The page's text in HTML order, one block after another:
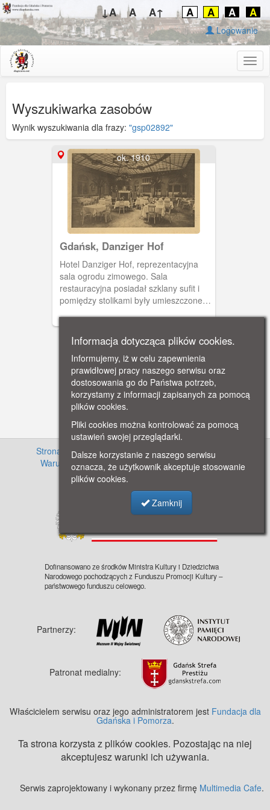
↓A A A↑ A A A A
Logowanie
Wyszukiwarka zasobów
Wynik wyszukiwania dla frazy: "gsp02892"
ok. 1910
Gdańsk, Danziger Hof
Hotel Danziger Hof, reprezentacyjna
sala ogrodu zimowego. Sala
restauracyjna posiadał szklany sufit i
pomiędzy stolikami były umieszczone w
Strona główna · Informacje o projekcie · Cennik
Warunki używania zasobów
· Kontakt ·
Regulamin
serwisu
· Polityka prywatności
Dofinansowano ze środków Ministra Kultury i Dziedzictwa
Narodowego pochodzących z Funduszu Promocji Kultury –
państwowego funduszu celowego.
Partnerzy:
Patronat medialny:
Właścicielem serwisu oraz jego administratorem jest Fundacja dla
Gdańska i Pomorza.
Ta strona korzysta z plików cookies. Pozostając na niej
akceptujesz warunki ich używania.
Serwis zaprojektowany i wykonany przez firmę Multimedia Cafe.
Informacja dotycząca plików cookies.
Informujemy, iż w celu zapewnienia
prawidłowej pracy naszego serwisu oraz
dostosowania go do Państwa potrzeb,
korzystamy z informacji zapisanych za pomocą
plików cookies.
Pliki cookies można kontrolować za pomocą
ustawień swojej przeglądarki.
Dalsze korzystanie z naszego serwisu
oznacza, że użytkownik akceptuje stosowanie
plików cookies.
Zamknij